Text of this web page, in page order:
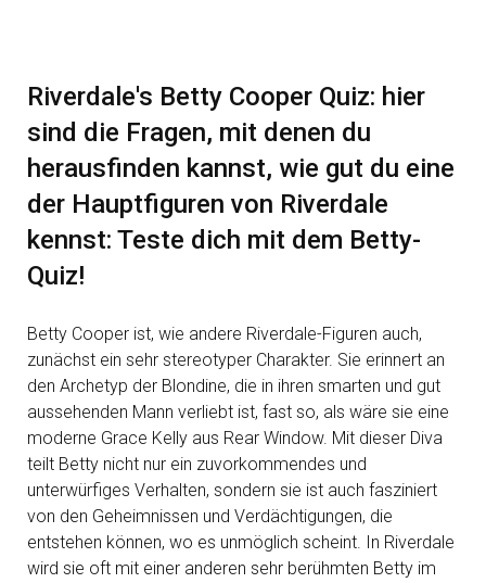
Riverdale's Betty Cooper Quiz: hier
sind die Fragen, mit denen du
herausfinden kannst, wie gut du eine
der Hauptfiguren von Riverdale
kennst: Teste dich mit dem Betty-
Quiz!
Betty Cooper ist, wie andere Riverdale-Figuren auch,
zunächst ein sehr stereotyper Charakter. Sie erinnert an
den Archetyp der Blondine, die in ihren smarten und gut
aussehenden Mann verliebt ist, fast so, als wäre sie eine
moderne Grace Kelly aus Rear Window. Mit dieser Diva
teilt Betty nicht nur ein zuvorkommendes und
unterwürfiges Verhalten, sondern sie ist auch fasziniert
von den Geheimnissen und Verdächtigungen, die
entstehen können, wo es unmöglich scheint. In Riverdale
wird sie oft mit einer anderen sehr berühmten Betty im